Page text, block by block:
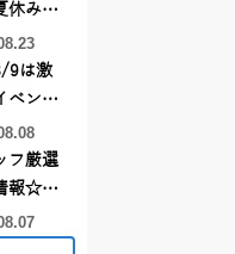
休みに
ビュー
9は激
ベント
！～オ
偏光グ
注会～
フ厳選
報☆彡
何釣り